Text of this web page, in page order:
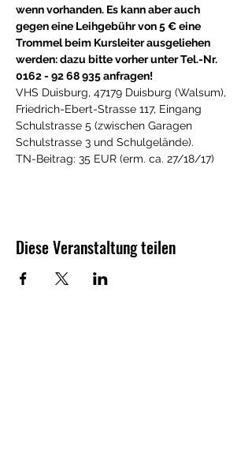
wenn vorhanden. Es kann aber auch
gegen eine Leihgebühr von 5 € eine
Trommel beim Kursleiter ausgeliehen
werden: dazu bitte vorher unter Tel.-Nr.
0162 - 92 68 935 anfragen!
VHS Duisburg, 47179 Duisburg (Walsum),
Friedrich-Ebert-Strasse 117, Eingang
Schulstrasse 5 (zwischen Garagen
Schulstrasse 3 und Schulgelände).
TN-Beitrag: 35 EUR (erm. ca. 27/18/17)
Diese Veranstaltung teilen